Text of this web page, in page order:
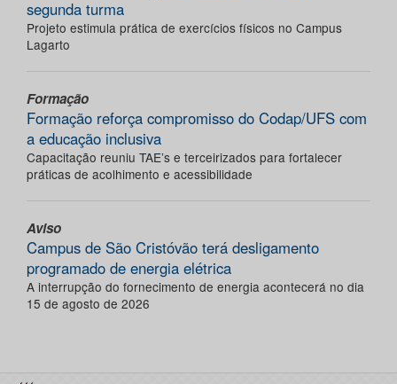
segunda turma
Projeto estimula prática de exercícios físicos no Campus
Lagarto
Formação
Formação reforça compromisso do Codap/UFS com
a educação inclusiva
Capacitação reuniu TAE’s e terceirizados para fortalecer
práticas de acolhimento e acessibilidade
Aviso
Campus de São Cristóvão terá desligamento
programado de energia elétrica
A interrupção do fornecimento de energia acontecerá no dia
15 de agosto de 2026